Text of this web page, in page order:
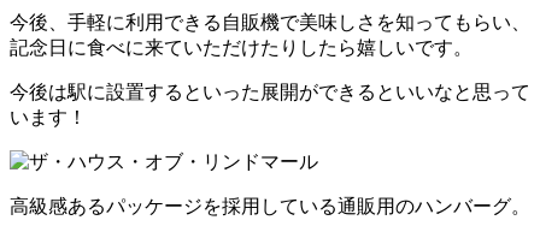
今後、手軽に利用できる自販機で美味しさを知ってもらい、
記念日に食べに来ていただけたりしたら嬉しいです。
今後は駅に設置するといった展開ができるといいなと思って
います！
高級感あるパッケージを採用している通販用のハンバーグ。